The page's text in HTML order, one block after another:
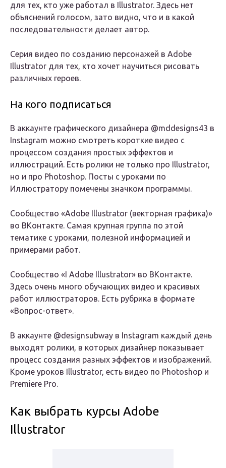
для тех, кто уже работал в Illustrator. Здесь нет
объяснений голосом, зато видно, что и в какой
последовательности делает автор.
Серия видео по созданию персонажей в Adobe
Illustrator для тех, кто хочет научиться рисовать
различных героев.
На кого подписаться
В аккаунте графического дизайнера @mddesigns43 в
Instagram можно смотреть короткие видео с
процессом создания простых эффектов и
иллюстраций. Есть ролики не только про Illustrator,
но и про Photoshop. Посты с уроками по
Иллюстратору помечены значком программы.
Сообщество «Adobe Illustrator (векторная графика)»
во ВКонтакте. Самая крупная группа по этой
тематике с уроками, полезной информацией и
примерами работ.
Сообщество «I Adobe Illustrator» во ВКонтакте.
Здесь очень много обучающих видео и красивых
работ иллюстраторов. Есть рубрика в формате
«Вопрос-ответ».
В аккаунте @designsubway в Instagram каждый день
выходят ролики, в которых дизайнер показывает
процесс создания разных эффектов и изображений.
Кроме уроков Illustrator, есть видео по Photoshop и
Premiere Pro.
Как выбрать курсы Adobe
Illustrator